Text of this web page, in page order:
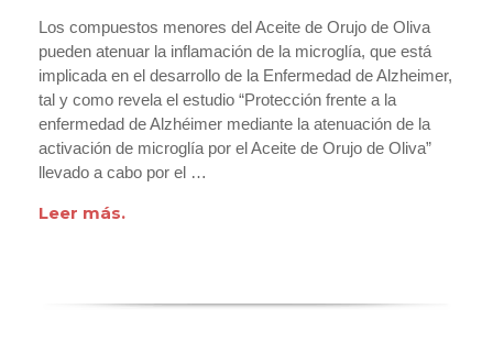
Los compuestos menores del Aceite de Orujo de Oliva
pueden atenuar la inflamación de la microglía, que está
implicada en el desarrollo de la Enfermedad de Alzheimer,
tal y como revela el estudio “Protección frente a la
enfermedad de Alzhéimer mediante la atenuación de la
activación de microglía por el Aceite de Orujo de Oliva”
llevado a cabo por el …
Leer más.